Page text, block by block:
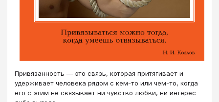
Привязанность — это связь, которая притягивает и
удерживает человека рядом с кем-то или чем-то, когда
его с этим не связывает ни чувство любви, ни интерес